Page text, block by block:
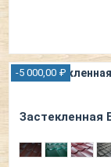
-5 000,00 ₽
Застекленная